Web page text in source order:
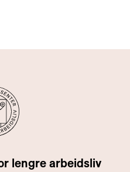
lengre arbeidsliv